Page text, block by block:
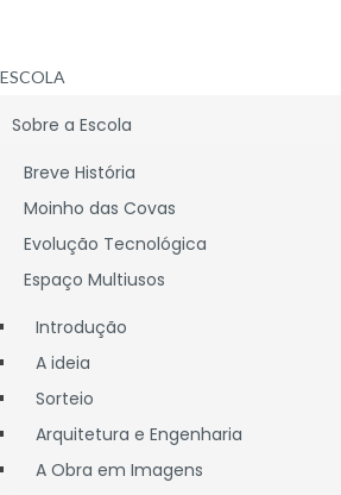
ESCOLA
Sobre a Escola
Breve História
Moinho das Covas
Evolução Tecnológica
Espaço Multiusos
Introdução
A ideia
Sorteio
Arquitetura e Engenharia
A Obra em Imagens
LIGAÇÕES ÚTEIS